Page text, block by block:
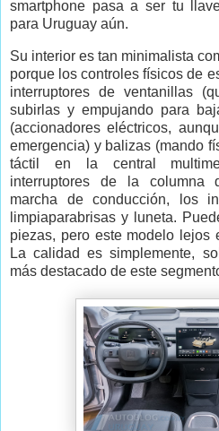
smartphone pasa a ser tu
para Uruguay aún.
Su interior es tan minimalista
porque los controles físicos de
interruptores de ventanillas
subirlas y empujando para
(accionadores eléctricos,
emergencia) y balizas (mando
táctil en la central
interruptores de la columna
marcha de conducción, los
limpiaparabrisas y luneta.
piezas, pero este modelo lejos
La calidad es simplemente,
más destacado de este